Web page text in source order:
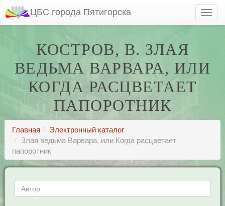
ЦБС города Пятигорска
КОСТРОВ, В. ЗЛАЯ
ВЕДЬМА ВАРВАРА, ИЛИ
КОГДА РАСЦВЕТАЕТ
ПАПОРОТНИК
Главная
Электронный каталог
Злая ведьма Варвара, или Когда расцветает
папоротник